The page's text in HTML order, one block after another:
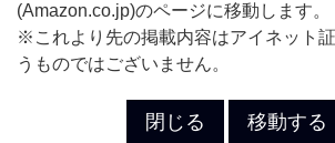
(Amazon.co.jp)のページに移動します。
※これより先の掲載内容はアイネット
うものではございません。
閉じる 移動する